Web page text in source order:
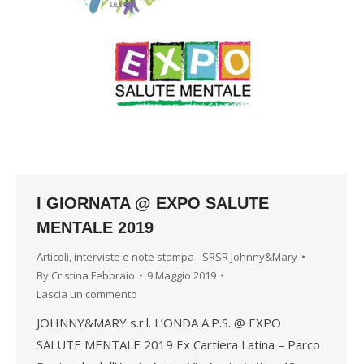
I GIORNATA @ EXPO SALUTE
MENTALE 2019
Articoli, interviste e note stampa - SRSR Johnny&Mary
By Cristina Febbraio
9 Maggio 2019
Lascia un commento
JOHNNY&MARY s.r.l. L’ONDA A.P.S. @ EXPO
SALUTE MENTALE 2019 Ex Cartiera Latina – Parco